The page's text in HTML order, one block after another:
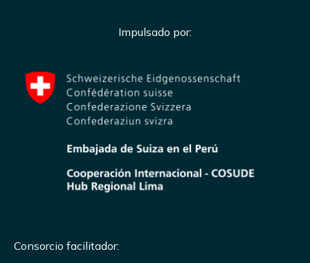
Impulsado por:
Consorcio facilitador: